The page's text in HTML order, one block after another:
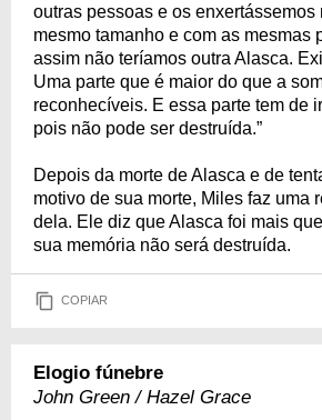
outras pessoas e os enxertássemos
mesmo tamanho e com as mesmas
assim não teríamos outra Alasca.
Uma parte que é maior do que a
reconhecíveis. E essa parte tem de
pois não pode ser destruída.”
Depois da morte de Alasca e de
motivo de sua morte, Miles faz uma
dela. Ele diz que Alasca foi mais
sua memória não será destruída.
COPIAR
Elogio fúnebre
John Green / Hazel Grace